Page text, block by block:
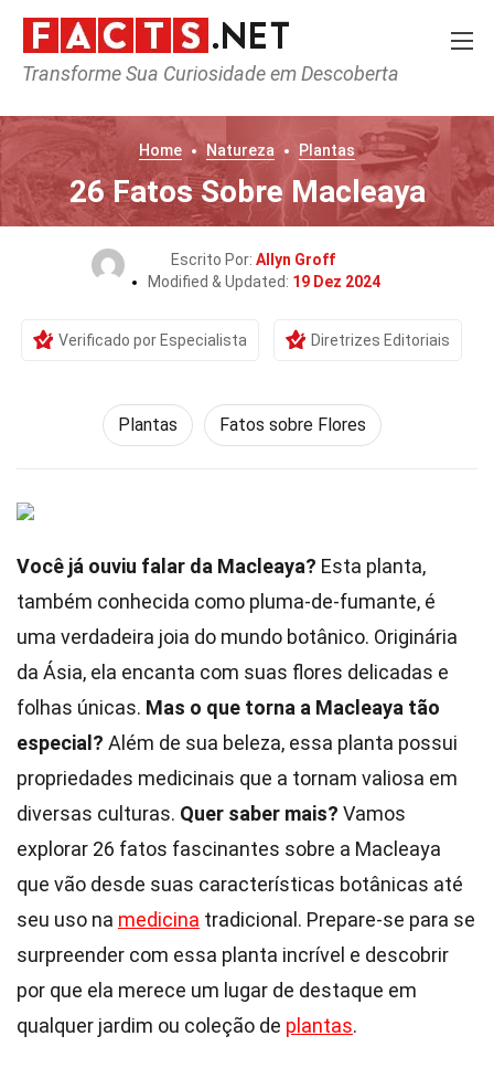
Transforme Sua Curiosidade em Descoberta
Home Natureza Plantas
26 Fatos Sobre Macleaya
Escrito Por: Allyn Groff
Modified & Updated: 19 Dez 2024
Verificado por Especialista Diretrizes Editoriais
Plantas Fatos sobre Flores
Você já ouviu falar da Macleaya? Esta planta,
também conhecida como pluma-de-fumante, é
uma verdadeira joia do mundo botânico. Originária
da Ásia, ela encanta com suas flores delicadas e
folhas únicas. Mas o que torna a Macleaya tão
especial? Além de sua beleza, essa planta possui
propriedades medicinais que a tornam valiosa em
diversas culturas. Quer saber mais? Vamos
explorar 26 fatos fascinantes sobre a Macleaya
que vão desde suas características botânicas até
seu uso na medicina tradicional. Prepare-se para se
surpreender com essa planta incrível e descobrir
por que ela merece um lugar de destaque em
qualquer jardim ou coleção de plantas.